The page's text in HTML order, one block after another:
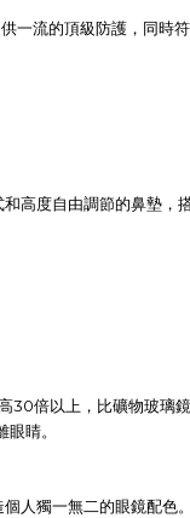
流的頂級防護，同時
高度自由調節的鼻墊，
30倍以上，比礦物玻璃
睛。
人獨一無二的眼鏡配色。